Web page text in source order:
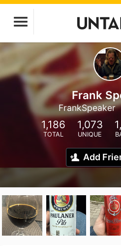
Frank
FrankSpeaker
1,186
TOTAL
1,073
UNIQUE
Add